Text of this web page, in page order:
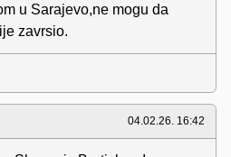
u Sarajevo,ne mogu da
zavrsio.
04.02.26. 16:42